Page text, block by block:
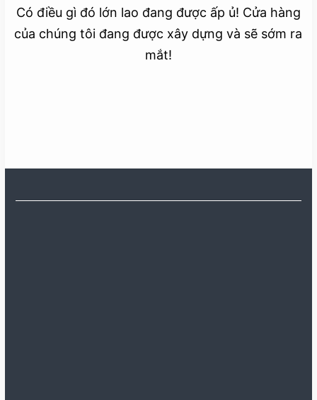
Có điều gì đó lớn lao đang được ấp ủ! Cửa hàng
của chúng tôi đang được xây dựng và sẽ sớm ra
mắt!